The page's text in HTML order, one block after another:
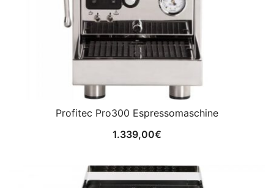
Profitec Pro300 Espressomaschine
1.339,00€